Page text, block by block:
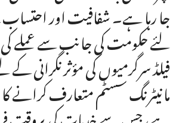
جا رہا ہے۔ شفافیت اور
لئے حکومت کی جانب سے عملے
فیلڈ سرگرمیوں کی مؤثر نگرانی
مانیٹرنگ سسٹم متعارف کرانے کا